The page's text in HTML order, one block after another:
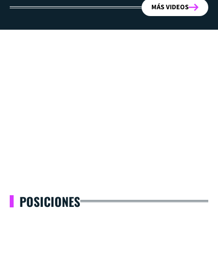
MÁS VIDEOS
POSICIONES